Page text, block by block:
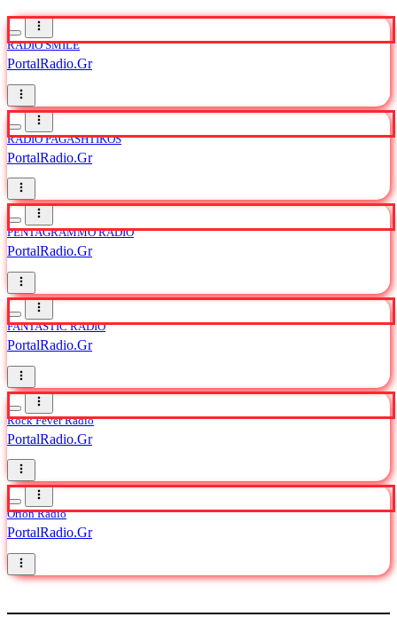
RADIO SMILE
PortalRadio.Gr
RADIO PAGASHTIKOS
PortalRadio.Gr
PENTAGRAMMO RADIO
PortalRadio.Gr
FANTASTIC RADIO
PortalRadio.Gr
Rock Fever Radio
PortalRadio.Gr
Orion Radio
PortalRadio.Gr